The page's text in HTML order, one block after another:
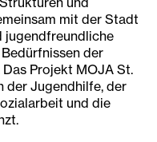
mit der Stadt
jugendfreundliche
der
Projekt MOJA St.
der Jugendhilfe, der
und die